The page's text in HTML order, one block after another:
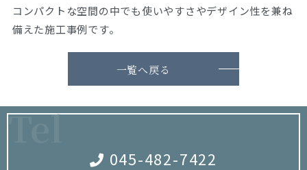
コンパクトな空間の中でも使いやすさやデザイン性を兼ね
備えた施工事例です。
一覧へ戻る
045-482-7422
Tel